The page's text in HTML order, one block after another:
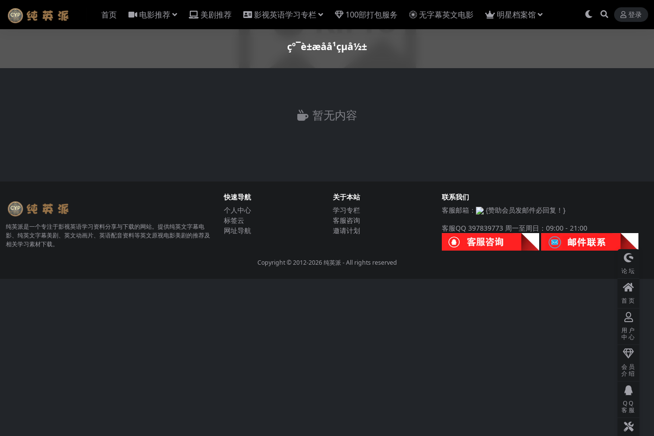
首页 电影推荐 美剧推荐 影视英语学习专栏 100部打包服务 无字幕英文电影 明星档案馆 登录
çº¯è±æå­å¹çµå½±
暂无内容
纯英派是一个专注于影视英语学习资料分享与下载的网站。提供纯英文字幕电
影、纯英文字幕美剧、英文动画片、英语配音资料等英文原视电影美剧的推荐及
相关学习素材下载。
快速导航
个人中心
标签云
网址导航
关于本站
学习专栏
客服咨询
邀请计划
联系我们
客服邮箱：
{赞助会员发邮件必回复！}
客服QQ 397839773 周一至周日：09:00 - 21:00
Copyright © 2012-2026纯英派 - All rights reserved
论坛
首页
用户
中心
会员
介绍
QQ
客服